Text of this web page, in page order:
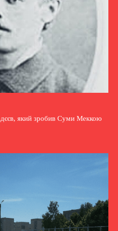
який зробив Суми Меккою